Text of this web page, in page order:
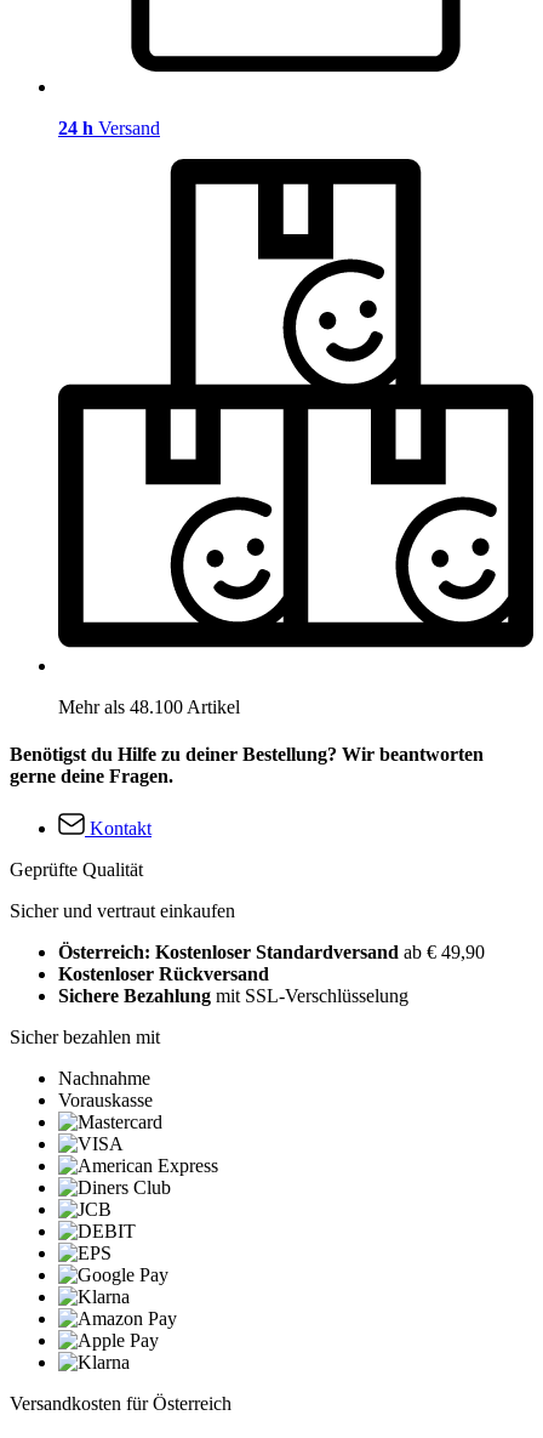
24 h Versand
Mehr als 48.100 Artikel
Benötigst du Hilfe zu deiner Bestellung? Wir beantworten
gerne deine Fragen.
Kontakt
Geprüfte Qualität
Sicher und vertraut einkaufen
Österreich: Kostenloser Standardversand ab € 49,90
Kostenloser Rückversand
Sichere Bezahlung mit SSL-Verschlüsselung
Sicher bezahlen mit
Nachnahme
Vorauskasse
Versandkosten für Österreich